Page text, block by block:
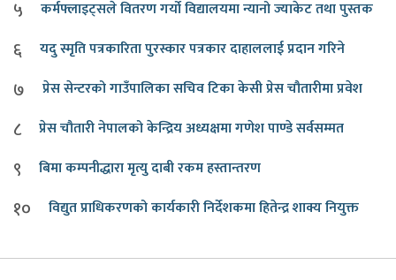
५ कर्मफ्लाइट्सले वितरण गर्यो विद्यालयमा न्यानो ज्याकेट तथा पुस्तक
६ यदु स्मृति पत्रकारिता पुरस्कार पत्रकार दाहाललाई प्रदान गरिने
७ प्रेस सेन्टरको गाउँपालिका सचिव टिका केसी प्रेस चौतारीमा प्रवेश
८ प्रेस चौतारी नेपालको केन्द्रिय अध्यक्षमा गणेश पाण्डे सर्वसम्मत
९ बिमा कम्पनीद्धारा मृत्यु दाबी रकम हस्तान्तरण
१० विद्युत प्राधिकरणको कार्यकारी निर्देशकमा हितेन्द्र शाक्य नियुक्त